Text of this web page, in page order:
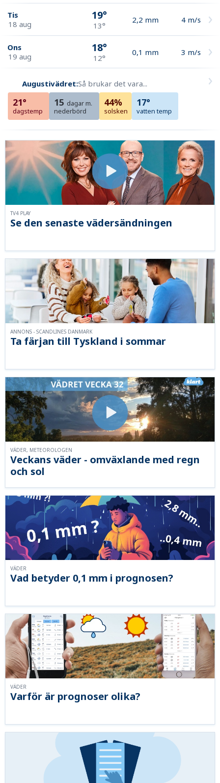
Tis
18 aug
19°
13°
2,2 mm 4 m/s
Ons
19 aug
18°
12°
0,1 mm 3 m/s
Augustivädret:Så brukar det vara...
21°
dagstemp
15 dagar m.
nederbörd
44%
solsken
17°
vatten temp
Se den senaste vädersändningen
TV4 PLAY
Ta färjan till Tyskland i sommar
ANNONS - SCANDLINES DANMARK
Veckans väder - omväxlande med regn
och sol
VÄDER, METEOROLOGEN
Vad betyder 0,1 mm i prognosen?
VÄDER
Varför är prognoser olika?
VÄDER